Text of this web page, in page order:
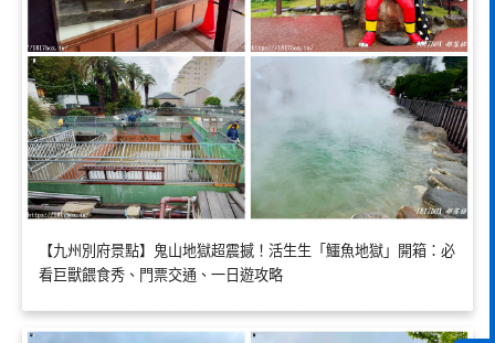
【九州別府景點】鬼山地獄超震撼！活生生「鱷魚地獄」開箱：必
看巨獸餵食秀、門票交通、一日遊攻略